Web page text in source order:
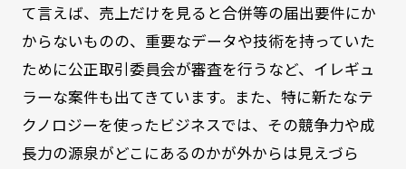
て言えば、売上だけを見ると合併等の届出要件にか
からないものの、重要なデータや技術を持っていた
ために公正取引委員会が審査を行うなど、イレギュ
ラーな案件も出てきています。また、特に新たなテ
クノロジーを使ったビジネスでは、その競争力や成
長力の源泉がどこにあるのかが外からは見えづら